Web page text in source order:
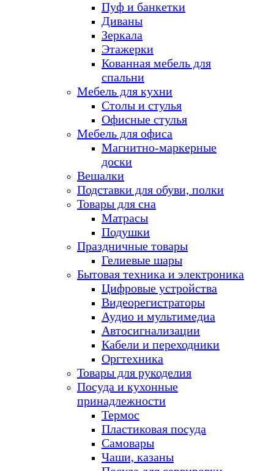
Пуф и банкетки
Диваны
Зеркала
Этажерки
Кованная мебель для
спальни
Мебель для кухни
Столы и стулья
Офисные стулья
Мебель для офиса
Магнитно-маркерные
доски
Вешалки
Подставки для обуви, полки
Товары для сна
Матрасы
Подушки
Праздничные товары
Гелиевые шары
Бытовая техника и электроника
Цифровые устройства
Видеорегистраторы
Аудио и мультимедиа
Автосигнализации
Кабели и переходники
Оргтехника
Товары для рукоделия
Посуда и кухонные
принадлежности
Термос
Пластиковая посуда
Самовары
Чаши, казаны